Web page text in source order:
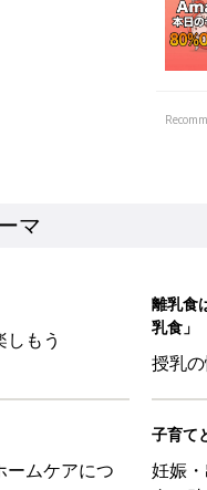
マ
もう
離乳食
乳食」
授乳
ームケアにつ
子育て
妊娠